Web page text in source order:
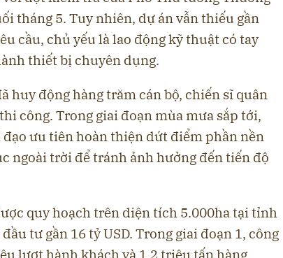
tháng 5. Tuy nhiên, dự án vẫn thiếu gần
cầu, chủ yếu là lao động kỹ thuật có tay
thiết bị chuyên dụng.
huy động hàng trăm cán bộ, chiến sĩ quân
công. Trong giai đoạn mùa mưa sắp tới,
ưu tiên hoàn thiện dứt điểm phần nền
ngoài trời để tránh ảnh hưởng đến tiến độ
quy hoạch trên diện tích 5.000ha tại tỉnh
tư gần 16 tỷ USD. Trong giai đoạn 1, công